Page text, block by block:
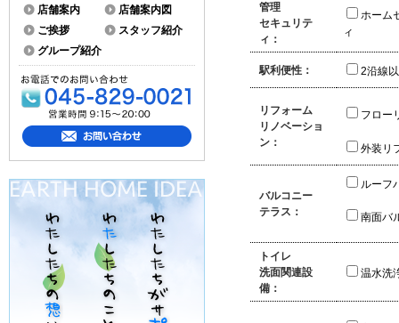
管理
セキュリテ
ィ：
ホーム
ィ
駅利便性： 2沿線
リフォーム
リノベーショ
ン：
フロー
外装リ
バルコニー
テラス：
ルーフ
南面バ
トイレ
洗面関連設
備：
温水洗
店舗案内
店舗案内図
ご挨拶
スタッフ紹介
グループ紹介